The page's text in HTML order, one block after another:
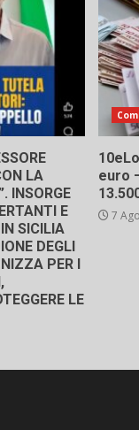
LA
INSORGE
E
SICILIA
DEGLI
PER I
LE
euro
7